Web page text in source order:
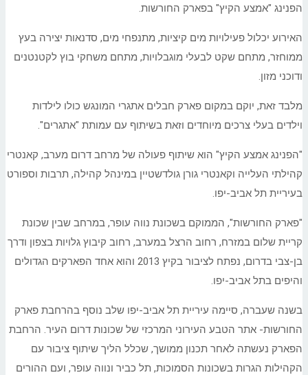
הפנינג "אמצע הקיץ" בפארק החורשות.
האירוע יכלול פעילויות מים קיציות, מתנפחי מים, סדנאות יצירה בעץ
ממוחזר, מתחם שקט לבעלי מוגבלויות, מתחם משחקי בוץ לקטנטנים
ודוכני מזון.
מלבד זאת, יוקם במקום פארק חבלים אתגרי המונגש כולו לילדות
וילדים בעלי צרכים מיוחדים וזאת בשיתוף עם עמותת "אתגרים".
"הפנינג אמצע הקיץ" הוא שיתוף פעולה של מרחב דרום מערב, קאנטרי
קהילתי העלייה וקאנטרי גורן גולדשטיין במינהל קהילה, תרבות וספורט
בעיריית תל אביב-יפו.
"פארק החורשות", הממוקם בשכונת נווה עופר, במרחב שבין שכונת
קריית שלום במזרח, רחוב הרצל במערב, רחוב קיבוץ גלויות בצפון ודרך
בן-צבי בדרום, נפתח לציבור בקיץ 2013 והוא אחד הפארקים הגדולים
והיפים בתל אביב-יפו.
בשנה שעברה, סיימה עיריית תל אביב-יפו שלב נוסף בהרחבת פארק
החורשות- אתר הטבע העירוני המרכזי של שכונות דרום העיר. הרחבת
הפארק נעשתה לאחר תכנון ממושך, שכלל הליך שיתוף ציבור עם
הקהילות הגרות בשכונות הסמוכות, תל כביר ונווה עופר, ועם ההורים